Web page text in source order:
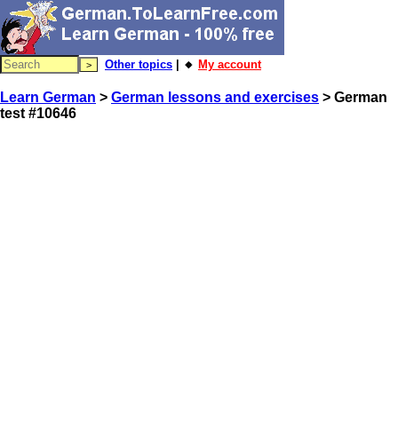
Other topics | 🔸 My account
Learn German > German lessons and exercises > German
test #10646